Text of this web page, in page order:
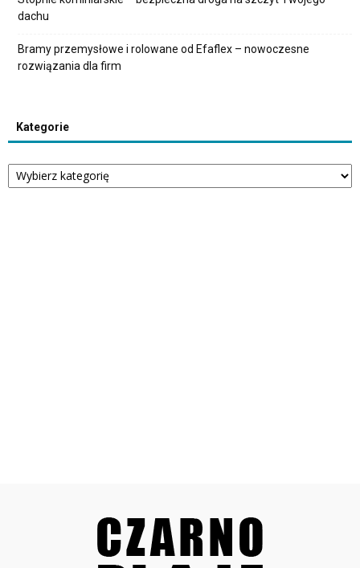
dachu
Bramy przemysłowe i rolowane od Efaflex – nowoczesne
rozwiązania dla firm
Kategorie
Kategorie